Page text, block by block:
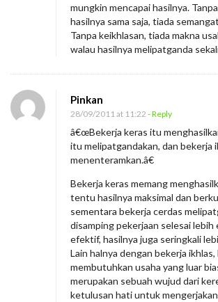
mungkin mencapai hasilnya.
hasilnya sama saja, tiada
Tanpa keikhlasan, tiada makna
walau hasilnya melipatganda
Pinkan
28/09/2011 at 11:22 - Reply
â€œBekerja keras itu
itu melipatgandakan, dan bekerja
menenteramkan.â€
Bekerja keras memang
tentu hasilnya maksimal dan
sementara bekerja cerdas
disamping pekerjaan selesai lebih
efektif, hasilnya juga seringkali
Lain halnya dengan bekerja ikhlas,
membutuhkan usaha yang luar
merupakan sebuah wujud dari
ketulusan hati untuk